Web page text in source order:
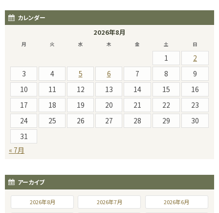
カレンダー
2026年8月
月 火 水 木 金 土 日
1
2
3
4 5 6 7 8
9
10
11 12 13 14 15
16
17
18 19 20 21 22
23
24
25 26 27 28 29
30
31
« 7月
アーカイブ
2026年8月 2026年7月 2026年6月